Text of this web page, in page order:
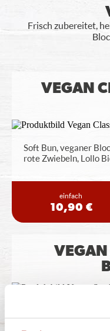
Frisch zubereitet,
VEGAN
Soft Bun, veganer
rote Zwiebeln, Lollo
einfach
10,90 €
VEGAN
Soft Bun, veganer
Röstzwiebeln, Lollo